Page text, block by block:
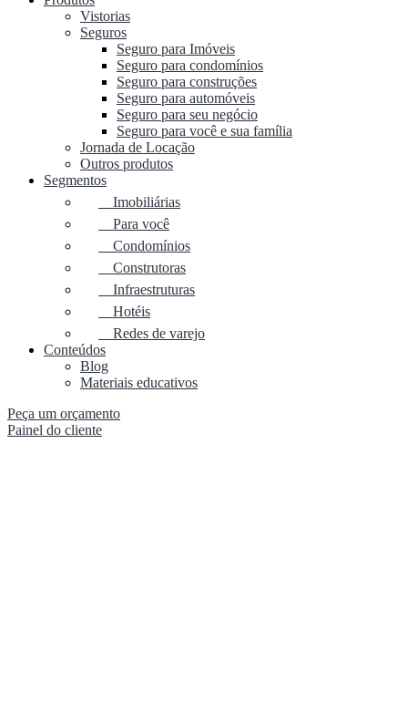
Vistorias
Seguros
Seguro para Imóveis
Seguro para condomínios
Seguro para construções
Seguro para automóveis
Seguro para seu negócio
Seguro para você e sua família
Jornada de Locação
Outros produtos
Segmentos
Imobiliárias
Para você
Condomínios
Construtoras
Infraestruturas
Hotéis
Redes de varejo
Conteúdos
Blog
Materiais educativos
Peça um orçamento
Painel do cliente